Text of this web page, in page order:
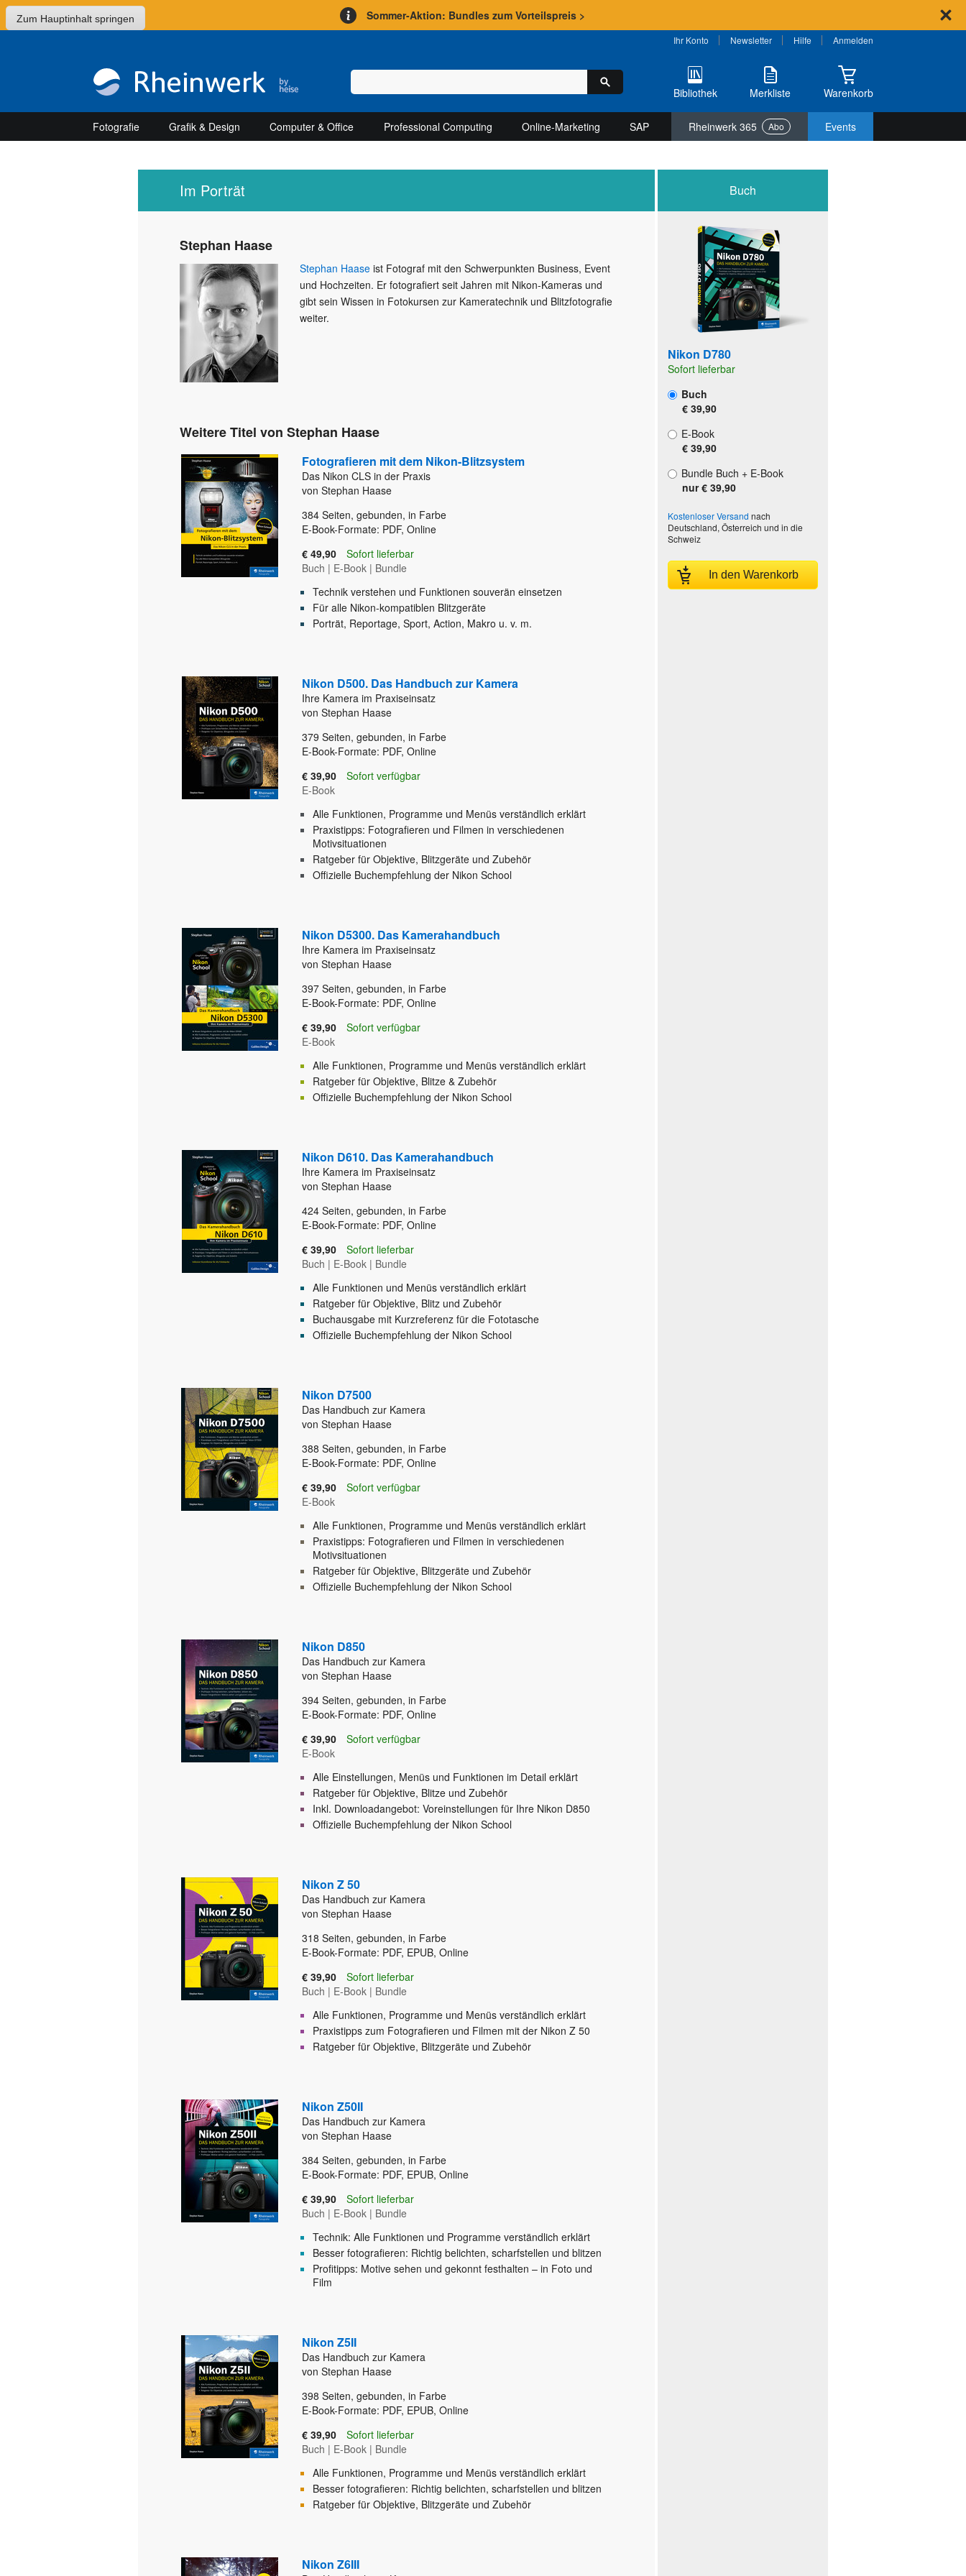
Zum Hauptinhalt springen Sommer-Aktion: Bundles zum Vorteilspreis >
Ihr Konto Newsletter Hilfe Anmelden
Bibliothek Merkliste Warenkorb
Fotografie Grafik & Design Computer & Office Professional Computing Online-Marketing SAP Rheinwerk 365 Abo Events
Im Porträt
Stephan Haase
Stephan Haase ist Fotograf mit den Schwerpunkten Business, Event
und Hochzeiten. Er fotografiert seit Jahren mit Nikon-Kameras und
gibt sein Wissen in Fotokursen zur Kameratechnik und Blitzfotografie
weiter.
Weitere Titel von Stephan Haase
Fotografieren mit dem Nikon-Blitzsystem
Das Nikon CLS in der Praxis
von Stephan Haase
384 Seiten, gebunden, in Farbe
E-Book-Formate: PDF, Online
€ 49,90
Sofort lieferbar
Buch | E-Book | Bundle
Technik verstehen und Funktionen souverän einsetzen
Für alle Nikon-kompatiblen Blitzgeräte
Porträt, Reportage, Sport, Action, Makro u. v. m.
Nikon D500. Das Handbuch zur Kamera
Ihre Kamera im Praxiseinsatz
von Stephan Haase
379 Seiten, gebunden, in Farbe
E-Book-Formate: PDF, Online
€ 39,90
Sofort verfügbar
E-Book
Alle Funktionen, Programme und Menüs verständlich erklärt
Praxistipps: Fotografieren und Filmen in verschiedenen
Motivsituationen
Ratgeber für Objektive, Blitzgeräte und Zubehör
Offizielle Buchempfehlung der Nikon School
Nikon D5300. Das Kamerahandbuch
Ihre Kamera im Praxiseinsatz
von Stephan Haase
397 Seiten, gebunden, in Farbe
E-Book-Formate: PDF, Online
€ 39,90
Sofort verfügbar
E-Book
Alle Funktionen, Programme und Menüs verständlich erklärt
Ratgeber für Objektive, Blitze & Zubehör
Offizielle Buchempfehlung der Nikon School
Nikon D610. Das Kamerahandbuch
Ihre Kamera im Praxiseinsatz
von Stephan Haase
424 Seiten, gebunden, in Farbe
E-Book-Formate: PDF, Online
€ 39,90
Sofort lieferbar
Buch | E-Book | Bundle
Alle Funktionen und Menüs verständlich erklärt
Ratgeber für Objektive, Blitz und Zubehör
Buchausgabe mit Kurzreferenz für die Fototasche
Offizielle Buchempfehlung der Nikon School
Nikon D7500
Das Handbuch zur Kamera
von Stephan Haase
388 Seiten, gebunden, in Farbe
E-Book-Formate: PDF, Online
€ 39,90
Sofort verfügbar
E-Book
Alle Funktionen, Programme und Menüs verständlich erklärt
Praxistipps: Fotografieren und Filmen in verschiedenen
Motivsituationen
Ratgeber für Objektive, Blitzgeräte und Zubehör
Offizielle Buchempfehlung der Nikon School
Nikon D850
Das Handbuch zur Kamera
von Stephan Haase
394 Seiten, gebunden, in Farbe
E-Book-Formate: PDF, Online
€ 39,90
Sofort verfügbar
E-Book
Alle Einstellungen, Menüs und Funktionen im Detail erklärt
Ratgeber für Objektive, Blitze und Zubehör
Inkl. Downloadangebot: Voreinstellungen für Ihre Nikon D850
Offizielle Buchempfehlung der Nikon School
Nikon Z 50
Das Handbuch zur Kamera
von Stephan Haase
318 Seiten, gebunden, in Farbe
E-Book-Formate: PDF, EPUB, Online
€ 39,90
Sofort lieferbar
Buch | E-Book | Bundle
Alle Funktionen, Programme und Menüs verständlich erklärt
Praxistipps zum Fotografieren und Filmen mit der Nikon Z 50
Ratgeber für Objektive, Blitzgeräte und Zubehör
Nikon Z50II
Das Handbuch zur Kamera
von Stephan Haase
384 Seiten, gebunden, in Farbe
E-Book-Formate: PDF, EPUB, Online
€ 39,90
Sofort lieferbar
Buch | E-Book | Bundle
Technik: Alle Funktionen und Programme verständlich erklärt
Besser fotografieren: Richtig belichten, scharfstellen und blitzen
Profitipps: Motive sehen und gekonnt festhalten – in Foto und
Film
Nikon Z5II
Das Handbuch zur Kamera
von Stephan Haase
398 Seiten, gebunden, in Farbe
E-Book-Formate: PDF, EPUB, Online
€ 39,90
Sofort lieferbar
Buch | E-Book | Bundle
Alle Funktionen, Programme und Menüs verständlich erklärt
Besser fotografieren: Richtig belichten, scharfstellen und blitzen
Ratgeber für Objektive, Blitzgeräte und Zubehör
Nikon Z6III
Buch
Nikon D780
Sofort lieferbar
Buch
€ 39,90
E-Book
€ 39,90
Bundle Buch + E-Book
nur € 39,90
Kostenloser Versand nach
Deutschland, Österreich und in die
Schweiz
In den Warenkorb